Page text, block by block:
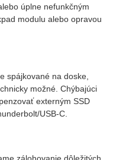
úplne nefunkčným
modulu alebo opravou
spájkované na doske,
možné. Chýbajúci
externým SSD
USB-C.